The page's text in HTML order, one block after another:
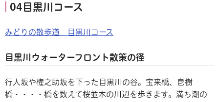
04目黒川コース
みどりの散歩道 目黒川コース
目黒川ウォーターフロント散策の径
行人坂や権之助坂を下った目黒川の谷。宝来橋、皀樹
橋・・・・橋を数えて桜並木の川辺を歩きます。満ち潮の